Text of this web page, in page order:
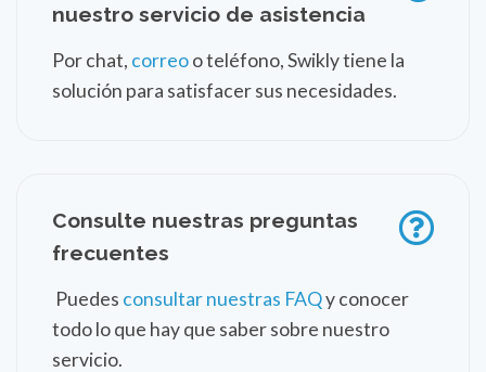
nuestro servicio de asistencia
Por chat, correoo teléfono, Swikly tiene la
solución para satisfacer sus necesidades.
Consulte nuestras preguntas
frecuentes
Puedes consultar nuestras FAQy conocer
todo lo que hay que saber sobre nuestro
servicio.